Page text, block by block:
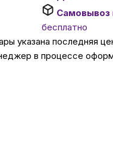
аксессуары
Apple в Самаре
Самовывоз
бесплатно
указана последняя
в процессе